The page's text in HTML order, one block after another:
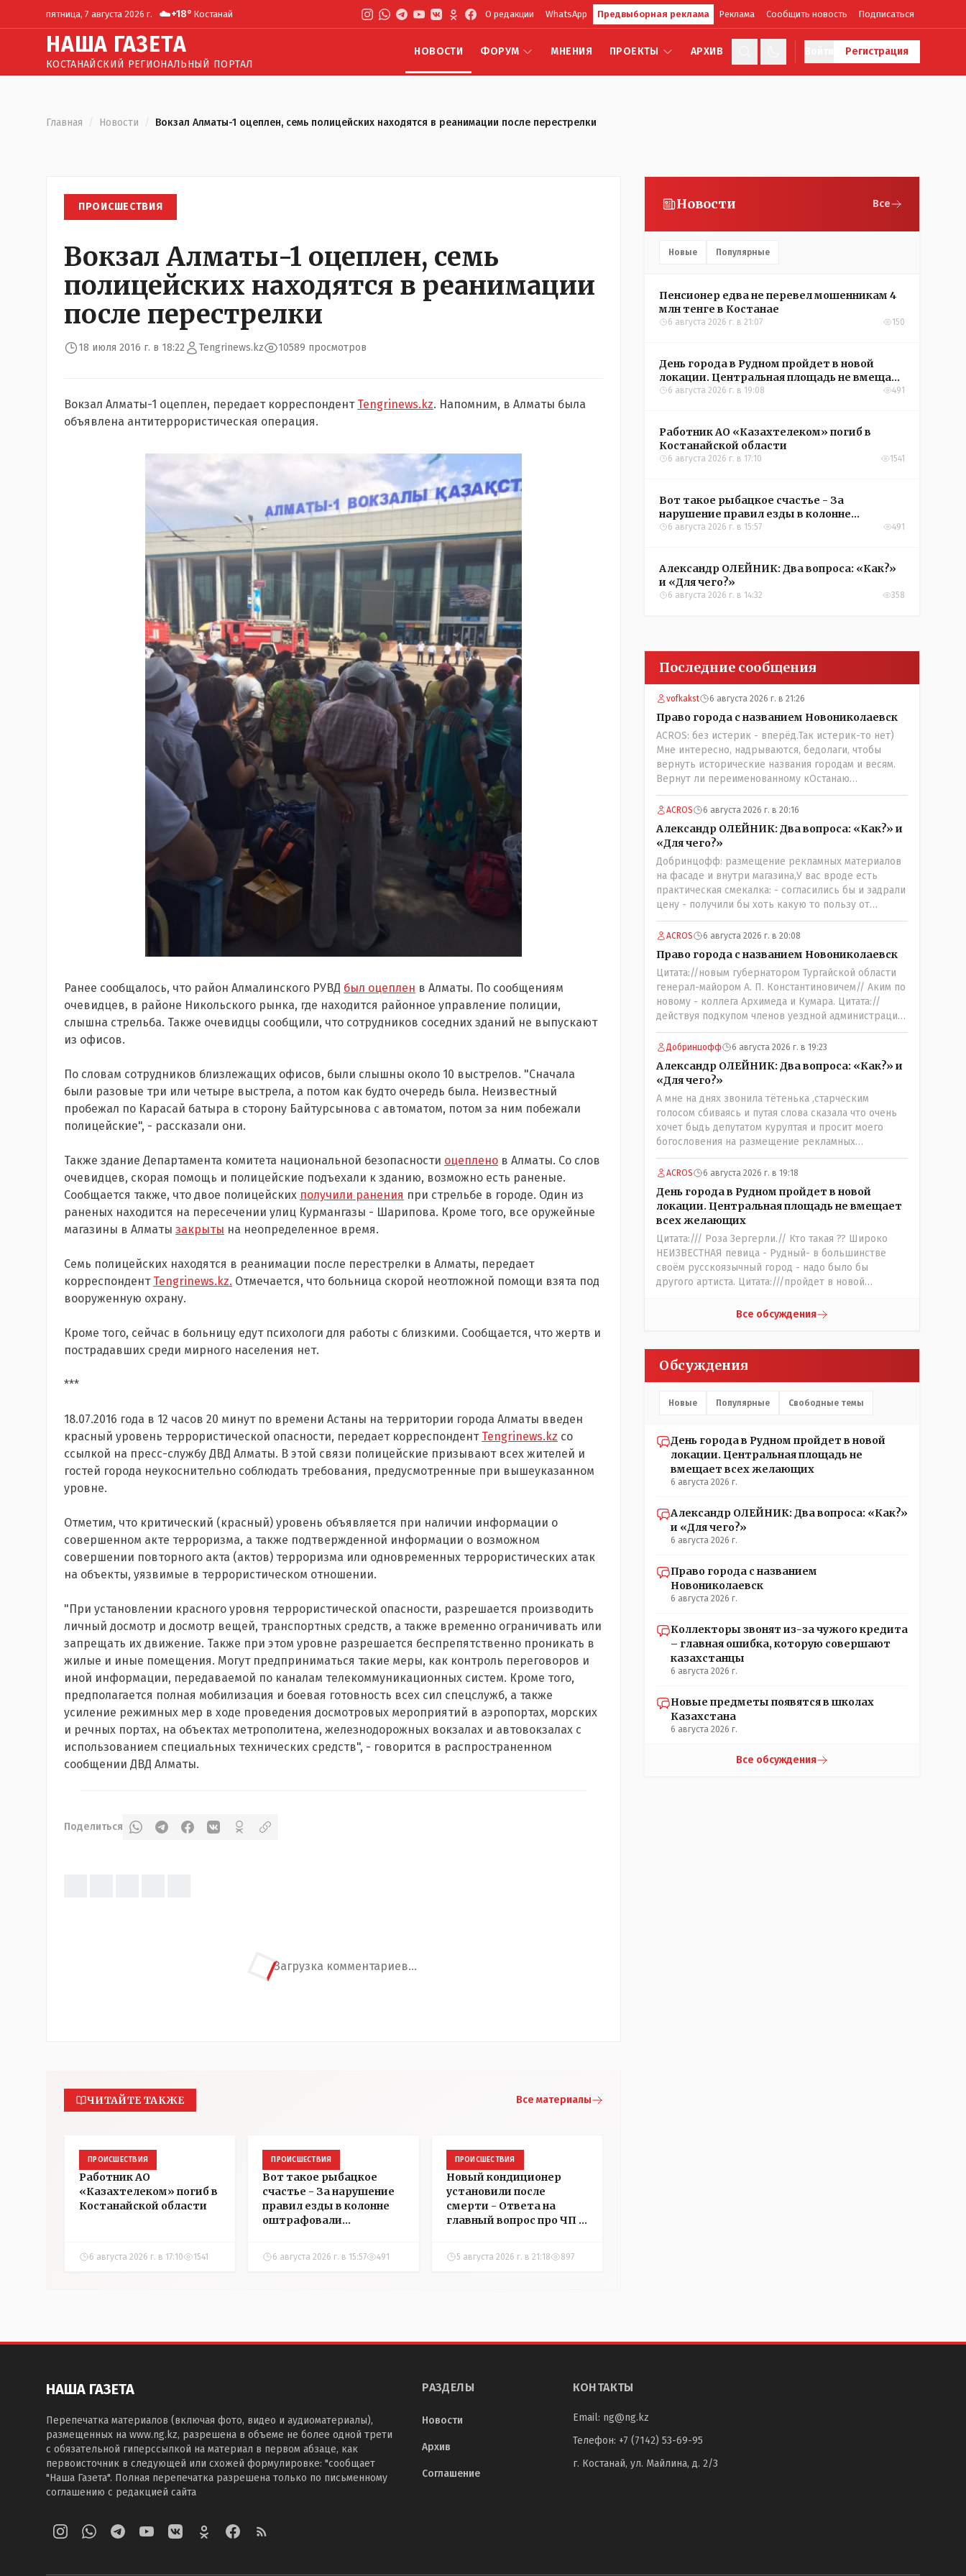
пятница, 7 августа 2026 г. ☁️+18° Костанай О редакции WhatsApp Предвыборная реклама Реклама Сообщить новость Подписаться
НАША ГАЗЕТА
КОСТАНАЙСКИЙ РЕГИОНАЛЬНЫЙ ПОРТАЛ
НОВОСТИ ФОРУМ МНЕНИЯ ПРОЕКТЫ АРХИВ Регистрация
Главная / Новости / Вокзал Алматы-1 оцеплен, семь полицейских находятся в реанимации после перестрелки
ПРОИСШЕСТВИЯ
Вокзал Алматы-1 оцеплен, семь
полицейских находятся в реанимации
после перестрелки
18 июля 2016 г. в 18:22 Tengrinews.kz 10589 просмотров
Вокзал Алматы-1 оцеплен, передает корреспондент Tengrinews.kz. Напомним, в Алматы была
объявлена антитеррористическая операция.
Ранее сообщалось, что район Алмалинского РУВД был оцеплен в Алматы. По сообщениям
очевидцев, в районе Никольского рынка, где находится районное управление полиции,
слышна стрельба. Также очевидцы сообщили, что сотрудников соседних зданий не выпускают
из офисов.
По словам сотрудников близлежащих офисов, были слышны около 10 выстрелов. "Сначала
были разовые три или четыре выстрела, а потом как будто очередь была. Неизвестный
пробежал по Карасай батыра в сторону Байтурсынова с автоматом, потом за ним побежали
полицейские", - рассказали они.
Также здание Департамента комитета национальной безопасности оцеплено в Алматы. Со слов
очевидцев, скорая помощь и полицейские подъехали к зданию, возможно есть раненые.
Сообщается также, что двое полицейских получили ранения при стрельбе в городе. Один из
раненых находится на пересечении улиц Курмангазы - Шарипова. Кроме того, все оружейные
магазины в Алматы закрыты на неопределенное время.
Семь полицейских находятся в реанимации после перестрелки в Алматы, передает
корреспондент Tengrinews.kz. Отмечается, что больница скорой неотложной помощи взята под
вооруженную охрану.
Кроме того, сейчас в больницу едут психологи для работы с близкими. Сообщается, что жертв и
пострадавших среди мирного населения нет.
***
18.07.2016 года в 12 часов 20 минут по времени Астаны на территории города Алматы введен
красный уровень террористической опасности, передает корреспондент Tengrinews.kz со
ссылкой на пресс-службу ДВД Алматы. В этой связи полицейские призывают всех жителей и
гостей города неукоснительно соблюдать требования, предусмотренные при вышеуказанном
уровне.
Отметим, что критический (красный) уровень объявляется при наличии информации о
совершенном акте терроризма, а также подтвержденной информации о возможном
совершении повторного акта (актов) терроризма или одновременных террористических атак
на объекты, уязвимые в террористическом отношении.
"При установлении красного уровня террористической опасности, разрешается производить
личный досмотр и досмотр вещей, транспортных средств, а также временно ограничивать или
запрещать их движение. Также при этом уровне разрешается беспрепятственно проникать в
жилые и иные помещения. Могут предприниматься такие меры, как контроль переговоров и
иной информации, передаваемой по каналам телекоммуникационных систем. Кроме того,
предполагается полная мобилизация и боевая готовность всех сил спецслужб, а также
усиление режимных мер в ходе проведения досмотровых мероприятий в аэропортах, морских
и речных портах, на объектах метрополитена, железнодорожных вокзалах и автовокзалах с
использованием специальных технических средств", - говорится в распространенном
сообщении ДВД Алматы.
Поделиться
Загрузка комментариев...
ЧИТАЙТЕ ТАКЖЕ Все материалы
ПРОИСШЕСТВИЯ
Работник АО
«Казахтелеком» погиб в
Костанайской области
6 августа 2026 г. в 17:10 1541
ПРОИСШЕСТВИЯ
Вот такое рыбацкое
счастье - За нарушение
правил езды в колонне
оштрафовали
Аркалыке
6 августа 2026 г. в 15:57 491
ПРОИСШЕСТВИЯ
Новый кондиционер
установили после
смерти - Ответа на
главный вопрос про ЧП в
добивалась три дня
5 августа 2026 г. в 21:18 897
Новости Все
Новые Популярные
Пенсионер едва не перевел мошенникам 4
млн тенге в Костанае
6 августа 2026 г. в 21:07 150
День города в Рудном пройдет в новой
локации. Центральная площадь не вмещает
всех желающих
6 августа 2026 г. в 19:08 491
Работник АО «Казахтелеком» погиб в
Костанайской области
6 августа 2026 г. в 17:10 1541
Вот такое рыбацкое счастье - За
нарушение правил езды в колонне
оштрафовали участников соревнований в
6 августа 2026 г. в 15:57 491
Александр ОЛЕЙНИК: Два вопроса: «Как?»
и «Для чего?»
6 августа 2026 г. в 14:32 358
Последние сообщения
vofkakst 6 августа 2026 г. в 21:26
Право города с названием Новониколаевск
ACROS: без истерик - вперёд.Так истерик-то нет)
Мне интересно, надрываются, бедолаги, чтобы
вернуть исторические названия городам и весям.
Вернут ли переименованному кОстанаю
историческое имя? Ведь для этого же эти она..
ономасты существуют)) Или тут тоже двойной
ACROS 6 августа 2026 г. в 20:16
Александр ОЛЕЙНИК: Два вопроса: «Как?» и
«Для чего?»
Добринцофф: размещение рекламных материалов
на фасаде и внутри магазина,У вас вроде есть
практическая смекалка: - согласились бы и задрали
цену - получили бы хоть какую то пользу от
будущих депутатов, как говориться- с паршивой
овцы хоть шерсти клок, тем более эта тётенька
партийных денег.- думаю сильно не торговалась
бы.
ACROS 6 августа 2026 г. в 20:08
Право города с названием Новониколаевск
Цитата://новым губернатором Тургайской области
генерал-майором А. П. Константиновичем// Аким по
новому - коллега Архимеда и Кумара. Цитата://
действуя подкупом членов уездной администрации,
о// Цитата://Последовала спекуляция земельными
участками,// Интересно: - тогда был
антикорруционный комитет ??? Цитата:///
киргизское население // Казахи. Цитата://
Административный персонал в 1885 году состоял из
уездного начальника, старшего и младшего
помощников и двух письмоводителей, в уездном
управлении выделились отделы полиции, суда и
городской управы. Имелись уездный и
ветеринарный врачи, повивальная бабка,
фельдшер, открылась аптека.// Областной акимат -
по нынешнему. Цитата:///В честь основателя города
Константиновича в Костанае не назвали улицу и не
установили памятник.// vofkakst: Где ономасты,
которые топят за возвращение исторических
названий?Какие проблемы, почему кто то должен
делать что то за вас- - выдвинете идею, создайте
инициативную группу, напишите ходатайство в
гор.маслихат и без истерик - вперёд. Под лежачий
нужны русскоязычные ономасты - я думаю они
Добринцофф 6 августа 2026 г. в 19:23
Александр ОЛЕЙНИК: Два вопроса: «Как?» и
«Для чего?»
А мне на днях звонила тётенька ,старческим
голосом сбиваясь и путая слова сказала что очень
хочет быдь депутатом курултая и просит моего
богословения на размещение рекламных
материалов на фасаде и внутри магазина,на что я ей
честно сказал,что от вас даромедов пользы для
людей нет никакой,а потому использовать мой
магазин как платформу для раздачи пустых
обещаний я не позволю,на это разговор и
закончился.
ACROS 6 августа 2026 г. в 19:18
День города в Рудном пройдет в новой
локации. Центральная площадь не вмещает
всех желающих
Цитата:/// Роза Зергерли.// Кто такая ?? Широко
НЕИЗВЕСТНАЯ певица - Рудный- в большинстве
своём русскоязычный город - надо было бы
другого артиста. Цитата:///пройдет в новой
другом месте..." - нельзя было.???
Все обсуждения
Обсуждения
Новые Популярные Свободные темы
День города в Рудном пройдет в новой
локации. Центральная площадь не
вмещает всех желающих
6 августа 2026 г.
Александр ОЛЕЙНИК: Два вопроса: «Как?»
и «Для чего?»
6 августа 2026 г.
Право города с названием
Новониколаевск
6 августа 2026 г.
Коллекторы звонят из-за чужого кредита
– главная ошибка, которую совершают
казахстанцы
6 августа 2026 г.
Новые предметы появятся в школах
Казахстана
6 августа 2026 г.
Все обсуждения
НАША ГАЗЕТА
Перепечатка материалов (включая фото, видео и аудиоматериалы),
размещенных на www.ng.kz, разрешена в объеме не более одной трети
с обязательной гиперссылкой на материал в первом абзаце, как
первоисточник в следующей или схожей формулировке: "сообщает
"Наша Газета". Полная перепечатка разрешена только по письменному
соглашению с редакцией сайта
РАЗДЕЛЫ
Новости
Архив
Соглашение
КОНТАКТЫ
Email: ng@ng.kz
Телефон: +7 (7142) 53-69-95
г. Костанай, ул. Майлина, д. 2/3